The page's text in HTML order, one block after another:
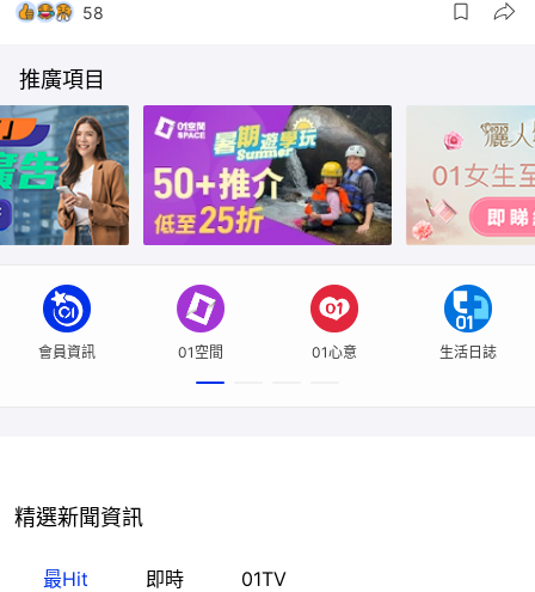
4
12 58
14
3
推廣項目
會員資訊 01空間 01心意 生活日誌
精選新聞資訊
最Hit 即時 01TV